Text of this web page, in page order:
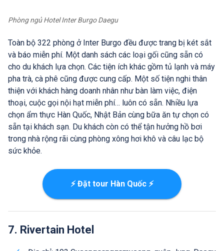
Phòng ngủ Hotel Inter Burgo Daegu
Toàn bộ 322 phòng ở Inter Burgo đều được trang bị két sắt
và báo miễn phí. Một danh sách các loại gối cũng sẵn có
cho du khách lựa chọn. Các tiện ích khác gồm tủ lạnh và máy
pha trà, cà phê cũng được cung cấp. Một số tiện nghi thân
thiện với khách hàng doanh nhân như bàn làm việc, điện
thoại, cuộc gọi nội hạt miễn phí… luôn có sẵn. Nhiều lựa
chọn ẩm thực Hàn Quốc, Nhật Bản cùng bữa ăn tự chọn có
sẵn tại khách sạn. Du khách còn có thể tận hưởng hồ bơi
trong nhà rộng rãi cùng phòng xông hơi khô và câu lạc bộ
sức khỏe.
⚡ Đặt tour Hàn Quốc ⚡
7. Rivertain Hotel